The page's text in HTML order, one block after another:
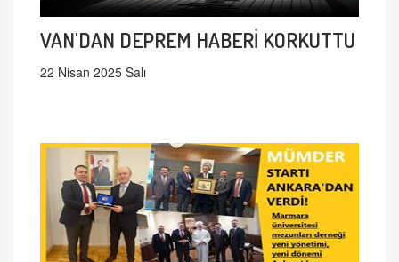
VAN'DAN DEPREM HABERİ KORKUTTU
22 Nisan 2025 Salı